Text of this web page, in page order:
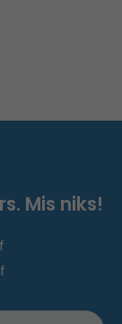
Mis niks!